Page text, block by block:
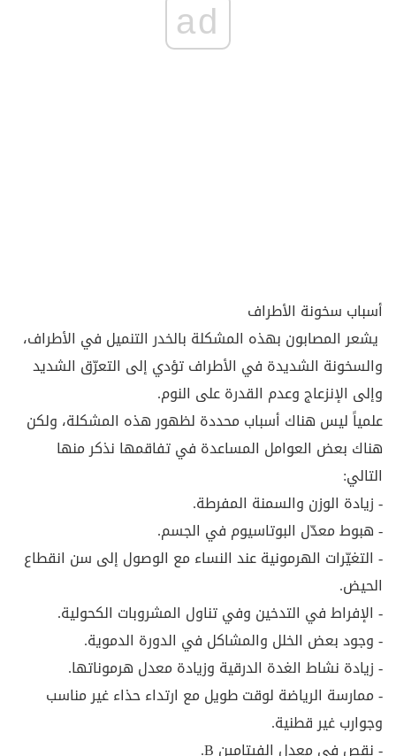
ad
أسباب سخونة الأطراف
يشعر المصابون بهذه المشكلة بالخدر التنميل في الأطراف،
والسخونة الشديدة في الأطراف تؤدي إلى التعرّق الشديد
وإلى الإنزعاج وعدم القدرة على النوم.
علمياً ليس هناك أسباب محددة لظهور هذه المشكلة، ولكن
هناك بعض العوامل المساعدة في تفاقمها نذكر منها
التالي:
- زيادة الوزن والسمنة المفرطة.
- هبوط معدّل البوتاسيوم في الجسم.
- التغيّرات الهرمونية عند النساء مع الوصول إلى سن انقطاع
الحيض.
- الإفراط في التدخين وفي تناول المشروبات الكحولية.
- وجود بعض الخلل والمشاكل في الدورة الدموية.
- زيادة نشاط الغدة الدرقية وزيادة معدل هرموناتها.
- ممارسة الرياضة لوقت طويل مع ارتداء حذاء غير مناسب
وجوارب غير قطنية.
- نقص في معدل الفيتامين B.